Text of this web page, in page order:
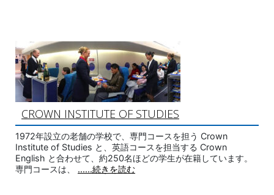
CROWN INSTITUTE OF STUDIES
1972年設立の老舗の学校で、専門コースを担う Crown
Institute of Studies と、英語コースを担当する Crown
English と合わせて、約250名ほどの学生が在籍しています。
専門コースは、 ......続きを読む